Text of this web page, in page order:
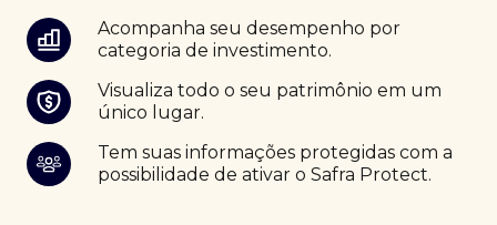
Acompanha seu desempenho por
categoria de investimento.
Visualiza todo o seu patrimônio em um
único lugar.
Tem suas informações protegidas com a
possibilidade de ativar o Safra Protect.